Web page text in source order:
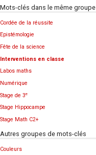
Mots-clés dans le même groupe
Cordée de la réussite
Epistémologie
Fête de la science
Interventions en classe
Labos maths
Numérique
Stage de 3e
Stage Hippocampe
Stage Math C2+
Autres groupes de mots-clés
Couleurs